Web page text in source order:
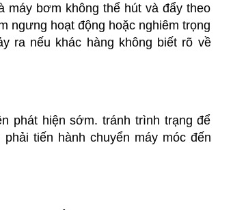
máy bơm không thể hút và đẩy theo
ngưng hoạt động hoặc nghiêm trọng
ra nếu khác hàng không biết rõ về
phát hiện sớm. tránh trình trạng để
tiến hành chuyển máy móc đến